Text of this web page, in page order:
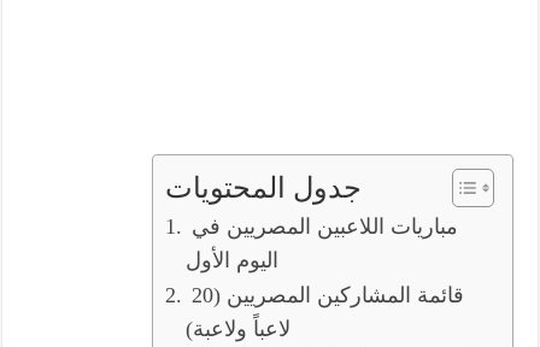
جدول المحتويات
اليوم الأول
قائمة المشاركين المصريين (20
لاعباً ولاعبة)